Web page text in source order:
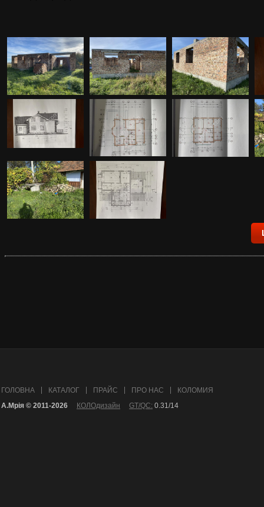
ГОЛОВНА КАТАЛОГ ПРАЙС ПРО НАС КОЛОМИЯ
А.Mрія © 2011-2026 КОЛОдизайн GT/QC: 0.31/14